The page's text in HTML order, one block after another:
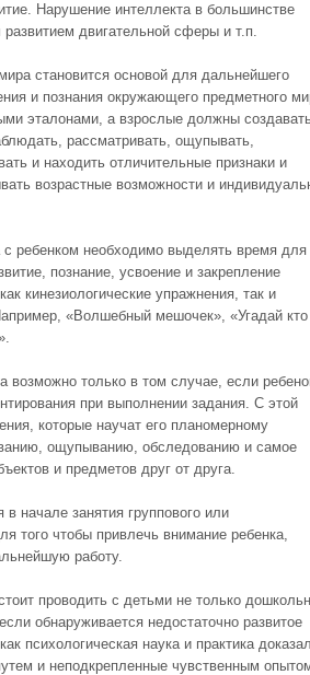
Нарушение интеллекта в большинстве
двигательной сферы и т.п.
становится основой для дальнейшего
и познания окружающего предметного
эталонами, а взрослые должны
рассматривать, ощупывать,
и находить отличительные признаки и
возрастные возможности и
ребенком необходимо выделять время для
познание, усвоение и закрепление
кинезиологические упражнения, так и
«Волшебный мешочек», «Угадай кто
возможно только в том случае, если
при выполнении задания. С этой
которые научат его планомерному
ощупыванию, обследованию и самое
и предметов друг от друга.
начале занятия группового или
того чтобы привлечь внимание ребенка,
работу.
проводить с детьми не только
обнаруживается недостаточно развитое
психологическая наука и практика
и неподкрепленные чувственным